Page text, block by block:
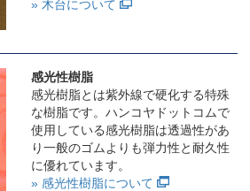
» 木台について
感光性樹脂
感光樹脂とは紫外線で硬化する特殊
な樹脂です。ハンコヤドットコムで
使用している感光樹脂は透過性があ
り一般のゴムよりも弾力性と耐久性
に優れています。
» 感光性樹脂について